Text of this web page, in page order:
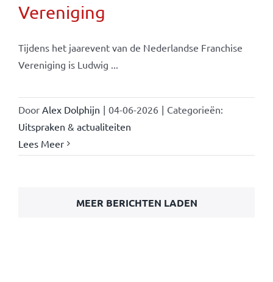
Vereniging
Tijdens het jaarevent van de Nederlandse Franchise
Vereniging is Ludwig ...
Door Alex Dolphijn | 04-06-2026 | Categorieën:
Uitspraken & actualiteiten
Lees Meer
MEER BERICHTEN LADEN